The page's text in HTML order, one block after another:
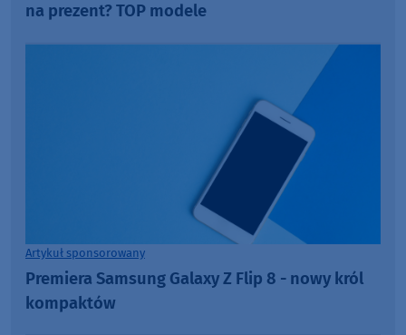
na prezent? TOP modele
Artykuł sponsorowany
Premiera Samsung Galaxy Z Flip 8 - nowy król
kompaktów